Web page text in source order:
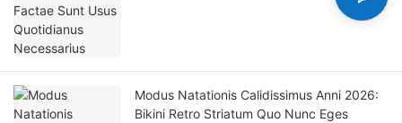
Modus Natationis Calidissimus Anni 2026:
Bikini Retro Striatum Quo Nunc Eges